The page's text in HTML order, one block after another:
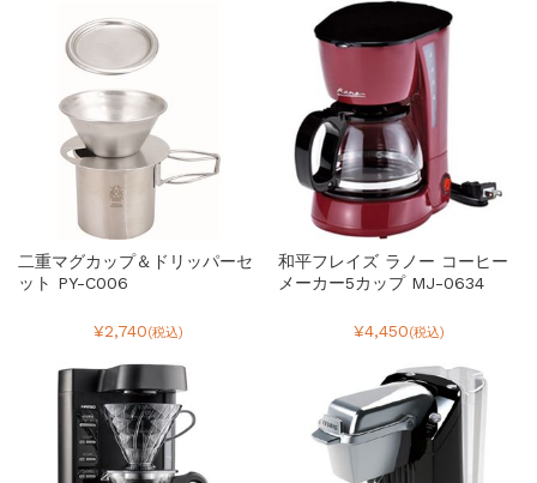
二重マグカップ＆ドリッパーセ
ット PY-C006
¥2,740(税込)
和平フレイズ ラノー コーヒー
メーカー5カップ MJ-0634
¥4,450(税込)